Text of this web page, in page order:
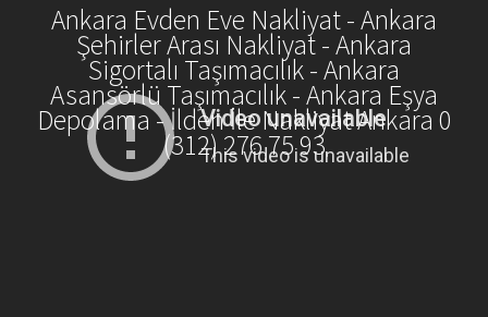
Ankara Evden Eve Nakliyat - Ankara
Şehirler Arası Nakliyat - Ankara
Sigortalı Taşımacılık - Ankara
Asansörlü Taşımacılık - Ankara Eşya
Depolama - İlden İle Nakliyat Ankara 0
(312) 276 75 93